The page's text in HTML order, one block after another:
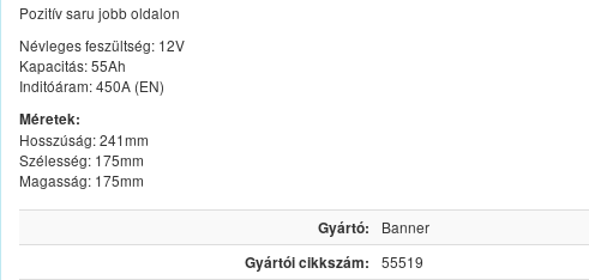
Pozitív saru jobb oldalon
Névleges feszültség: 12V
Kapacitás: 55Ah
Inditóáram: 450A (EN)
Méretek:
Hosszúság: 241mm
Szélesség: 175mm
Magasság: 175mm
Gyártó: Banner
Gyártói cikkszám: 55519